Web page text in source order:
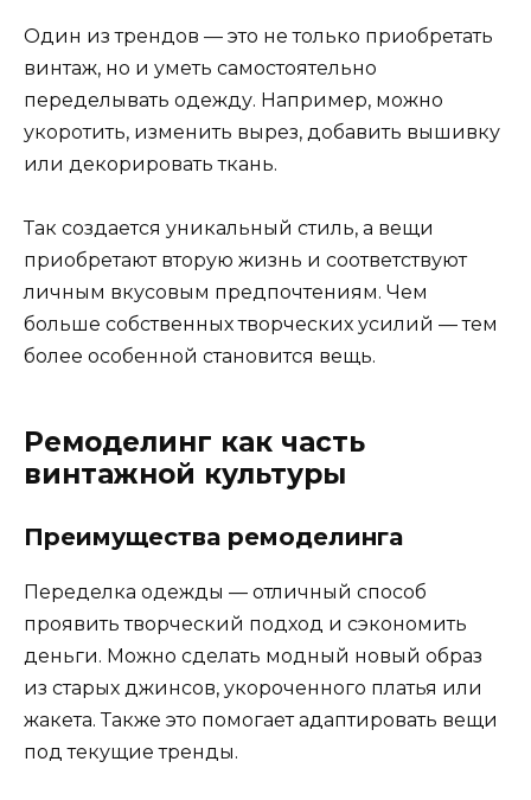
Один из трендов — это не только приобретать
винтаж, но и уметь самостоятельно
переделывать одежду. Например, можно
укоротить, изменить вырез, добавить вышивку
или декорировать ткань.
Так создается уникальный стиль, а вещи
приобретают вторую жизнь и соответствуют
личным вкусовым предпочтениям. Чем
больше собственных творческих усилий — тем
более особенной становится вещь.
Ремоделинг как часть
винтажной культуры
Преимущества ремоделинга
Переделка одежды — отличный способ
проявить творческий подход и сэкономить
деньги. Можно сделать модный новый образ
из старых джинсов, укороченного платья или
жакета. Также это помогает адаптировать вещи
под текущие тренды.